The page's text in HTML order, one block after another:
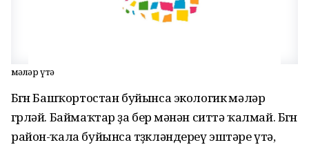
Өмәләр үтә
Бөгөн Башҡортостан буйынса экологик өмәләр
гөрләй. Баймаҡтар ҙа бер өмәнән ситтә ҡалмай. Бөгөн
район-ҡала буйынса төҙөкләндереү эштәре үтә,